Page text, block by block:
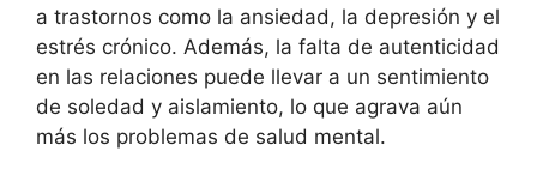
a trastornos como la ansiedad, la depresión y el
estrés crónico. Además, la falta de autenticidad
en las relaciones puede llevar a un sentimiento
de soledad y aislamiento, lo que agrava aún
más los problemas de salud mental.